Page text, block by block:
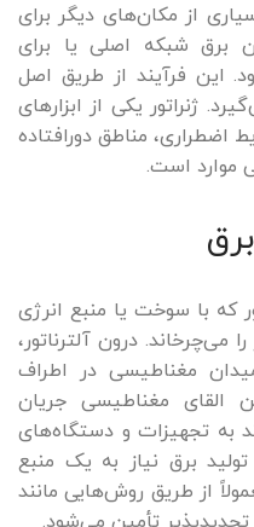
از مکان‌های دیگر برای
شبکه اصلی یا برای
این فرآیند از طریق اصل
ژنراتور یکی از ابزارهای
اضطراری، مناطق دورافتاده
موارد است.
که با سوخت یا منبع انرژی
می‌چرخاند. درون آلترناتور،
مغناطیسی در اطراف
القای مغناطیسی جریان
به تجهیزات و دستگاه‌های
برق نیاز به یک منبع
از طریق روش‌هایی مانند